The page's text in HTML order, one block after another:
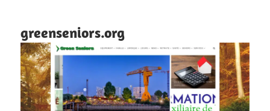
greenseniors.org